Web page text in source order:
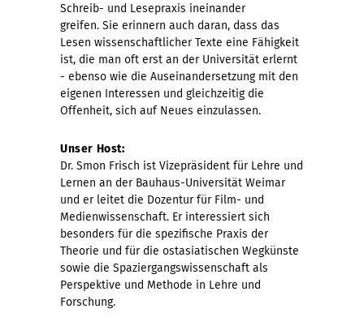
Schreib- und Lesepraxis ineinander
greifen. Sie erinnern auch daran, dass das
Lesen wissenschaftlicher Texte eine Fähigkeit
ist, die man oft erst an der Universität erlernt
- ebenso wie die Auseinandersetzung mit den
eigenen Interessen und gleichzeitig die
Offenheit, sich auf Neues einzulassen.
Unser Host:
Dr. Smon Frisch ist Vizepräsident für Lehre und
Lernen an der Bauhaus-Universität Weimar
und er leitet die Dozentur für Film- und
Medienwissenschaft. Er interessiert sich
besonders für die spezifische Praxis der
Theorie und für die ostasiatischen Wegkünste
sowie die Spaziergangswissenschaft als
Perspektive und Methode in Lehre und
Forschung.